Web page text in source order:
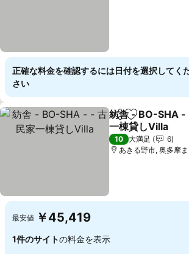
正確な料金を確認するには日付を選択してく
さい
シェアお気に入り
紡舎 - BO-SHA -
一棟貸しVilla
料金を表示
10 大満足
6
あきる野市, 奥多摩
最安値 ￥45,419
1件のサイトの料金を表示